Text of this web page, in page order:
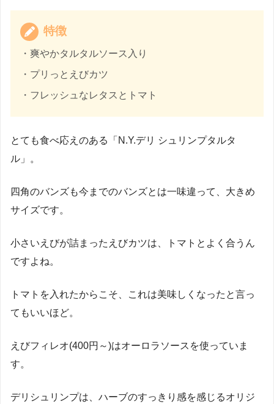
特徴
・爽やかタルタルソース入り
・プリっとえびカツ
・フレッシュなレタスとトマト
とても食べ応えのある「N.Y.デリ シュリンプタルタ
ル」。
四角のバンズも今までのバンズとは一味違って、大きめ
サイズです。
小さいえびが詰まったえびカツは、トマトとよく合うん
ですよね。
トマトを入れたからこそ、これは美味しくなったと言っ
てもいいほど。
えびフィレオ(400円～)はオーロラソースを使っていま
す。
デリシュリンプは、ハーブのすっきり感を感じるオリジ